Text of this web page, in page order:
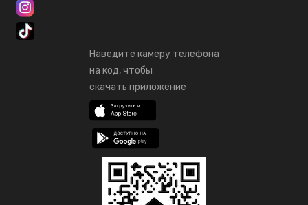
Наведите камеру телефона
на код, чтобы
скачать приложение